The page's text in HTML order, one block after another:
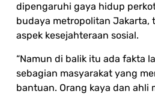
dipengaruhi gaya hidup
budaya metropolitan Jakarta,
aspek kesejahteraan sosial.
“Namun di balik itu ada fakta
sebagian masyarakat yang
bantuan. Orang kaya dan ahli